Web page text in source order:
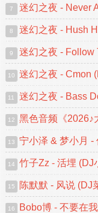
7
8
9
10
11
12
13
14
15
16